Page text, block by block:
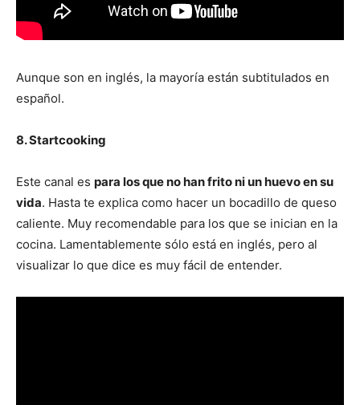
Aunque son en inglés, la mayoría están subtitulados en
español.
8. Startcooking
Este canal es para los que no han frito ni un huevo en su
vida. Hasta te explica como hacer un bocadillo de queso
caliente. Muy recomendable para los que se inician en la
cocina. Lamentablemente sólo está en inglés, pero al
visualizar lo que dice es muy fácil de entender.